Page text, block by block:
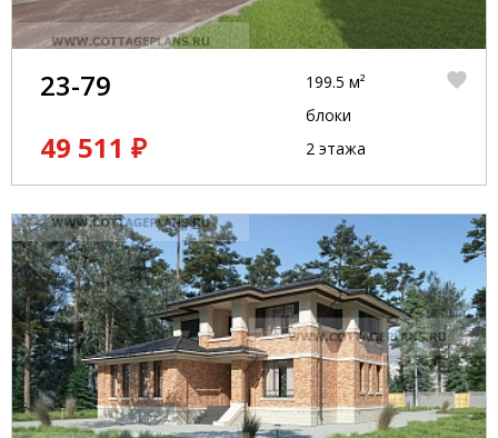
23-79
49 511 ₽
199.5 м²
блоки
2 этажа